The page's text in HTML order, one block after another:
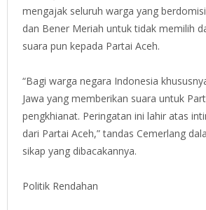
mengajak seluruh warga yang
dan Bener Meriah untuk tidak memilih
suara pun kepada Partai Aceh.
“Bagi warga negara Indonesia
Jawa yang memberikan suara untuk
pengkhianat. Peringatan ini lahir atas
dari Partai Aceh,” tandas Cemerlang
sikap yang dibacakannya.
Politik Rendahan